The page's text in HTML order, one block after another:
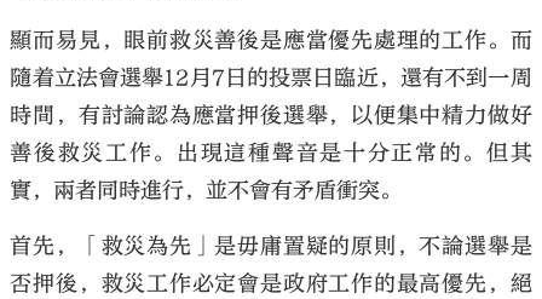
顯而易見，眼前救災善後是應當優先處理的工作。而
隨着立法會選舉12月7日的投票日臨近，還有不到一周
時間，有討論認為應當押後選舉，以便集中精力做好
善後救災工作。出現這種聲音是十分正常的。但其
實，兩者同時進行，並不會有矛盾衝突。
首先，「救災為先」是毋庸置疑的原則，不論選舉是
否押後，救災工作必定會是政府工作的最高優先，絕